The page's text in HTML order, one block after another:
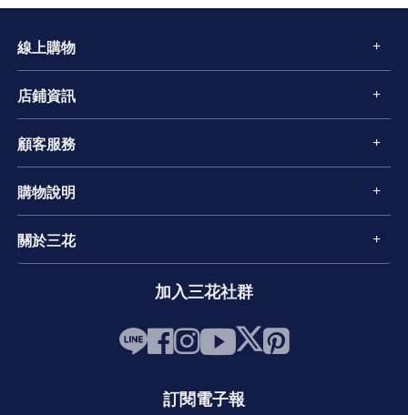
線上購物
店鋪資訊
顧客服務
購物說明
關於三花
加入三花社群
訂閱電子報